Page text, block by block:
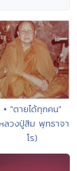
• "ตายได้ทุกคน"
ลวงปู่สิม พุทธาจา
โร)